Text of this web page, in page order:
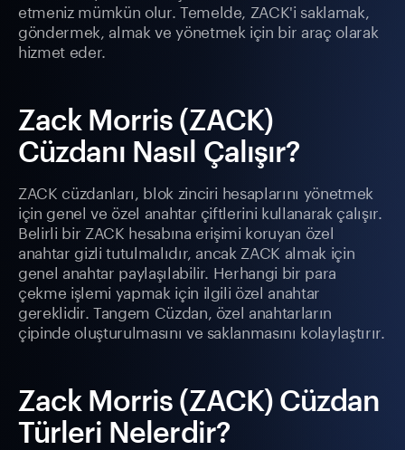
etmeniz mümkün olur. Temelde, ZACK'i saklamak,
göndermek, almak ve yönetmek için bir araç olarak
hizmet eder.
Zack Morris (ZACK)
Cüzdanı Nasıl Çalışır?
ZACK cüzdanları, blok zinciri hesaplarını yönetmek
için genel ve özel anahtar çiftlerini kullanarak çalışır.
Belirli bir ZACK hesabına erişimi koruyan özel
anahtar gizli tutulmalıdır, ancak ZACK almak için
genel anahtar paylaşılabilir. Herhangi bir para
çekme işlemi yapmak için ilgili özel anahtar
gereklidir. Tangem Cüzdan, özel anahtarların
çipinde oluşturulmasını ve saklanmasını kolaylaştırır.
Zack Morris (ZACK) Cüzdan
Türleri Nelerdir?